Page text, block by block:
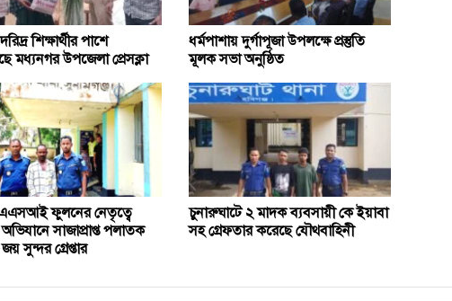
শিক্ষার্থীর পাশে
মধ্যনগর উপজেলা প্রেসক্লা
ধর্মপাশায় দুর্গাপূজা উপলক্ষে প্রস্তুতি
মূলক সভা অনুষ্ঠিত
এএসআই ফুলনের নেতৃত্বে
সাজাপ্রাপ্ত পলাতক
সুন্দর গ্রেপ্তার
চুনারুঘাটে ২ মাদক ব্যবসায়ী কে ইয়াবা
সহ গ্রেফতার করেছে যৌথবাহিনী